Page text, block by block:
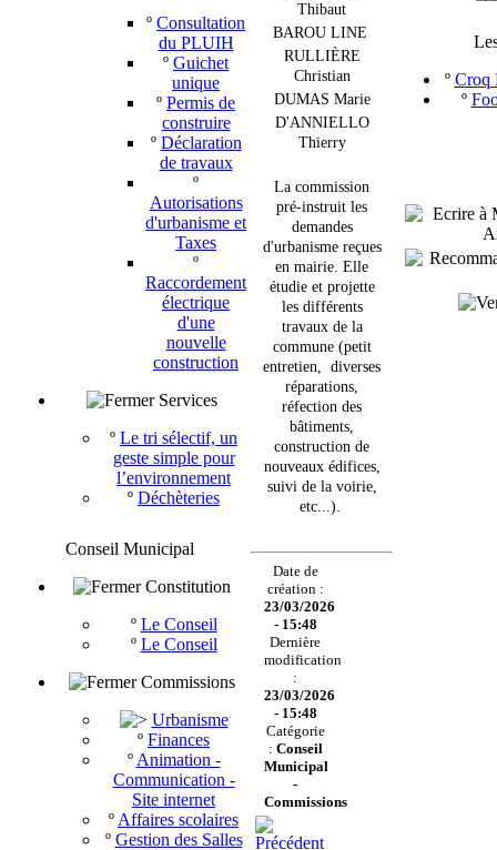
º Consultation
du PLUIH
º Guichet
unique
º Permis de
construire
º Déclaration
de travaux
º
Autorisations
d'urbanisme et
Taxes
º
Raccordement
électrique
d'une
nouvelle
construction
Services
º Le tri sélectif, un
geste simple pour
l’environnement
º Déchèteries
Conseil Municipal
Constitution
º Le Conseil
º Le Conseil
Commissions
Urbanisme
º Finances
º Animation -
Communication -
Site internet
º Affaires scolaires
º Gestion des Salles
Thibaut
BAROU LINE
RULLIÈRE
Christian
DUMAS Marie
D'ANNIELLO
Thierry
La commission
pré-instruit les
demandes
d'urbanisme reçues
en mairie. Elle
étudie et projette
les différents
travaux de la
commune (petit
entretien, diverses
réparations,
réfection des
bâtiments,
construction de
nouveaux édifices,
suivi de la voirie,
etc...).
Date de
création :
23/03/2026
- 15:48
Dernière
modification
:
23/03/2026
- 15:48
Catégorie
: Conseil
Municipal
-
Commissions
º Croq
º